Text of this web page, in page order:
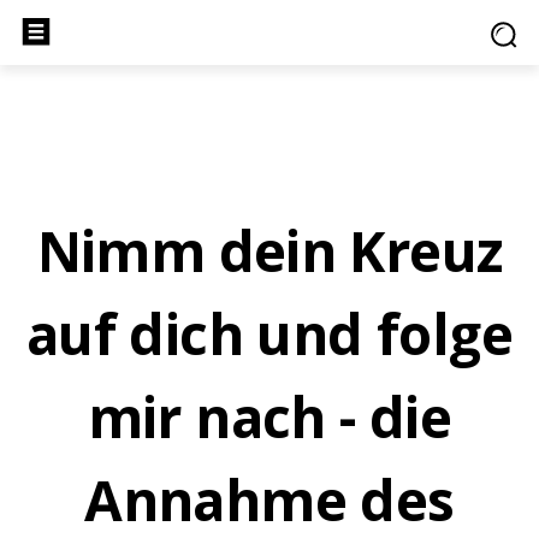
Nimm dein Kreuz
auf dich und folge
mir nach - die
Annahme des